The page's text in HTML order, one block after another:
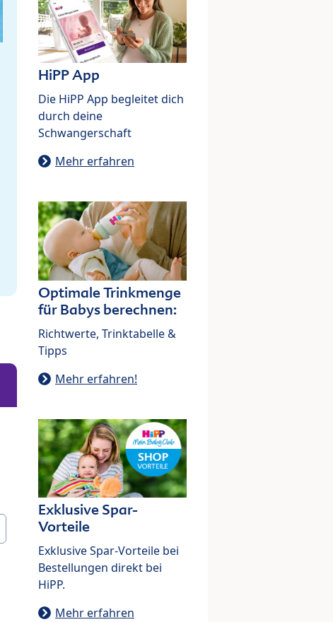
HiPP App
Die HiPP App begleitet dich
durch deine
Schwangerschaft
Mehr erfahren
Optimale Trinkmenge
für Babys berechnen:
Richtwerte, Trinktabelle &
Tipps
Mehr erfahren!
Exklusive Spar-
Vorteile
Exklusive Spar-Vorteile bei
Bestellungen direkt bei
HiPP.
Mehr erfahren